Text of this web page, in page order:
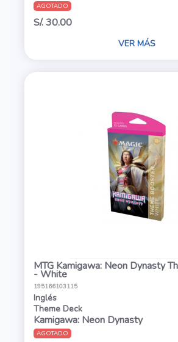
AGOTADO
S/. 30.00
VER MÁS
MTG Kamigawa: Neon Dynasty
- White
195166103115
Inglés
Theme Deck
Kamigawa: Neon Dynasty
AGOTADO